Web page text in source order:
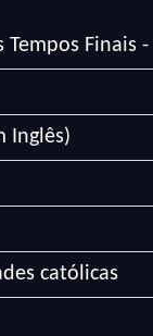
Finais -
Inglês)
católicas